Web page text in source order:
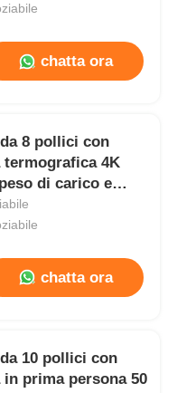
chatta ora
8 pollici con
termografica 4K
di carico e
di volo di 20
chatta ora
10 pollici con
prima persona 50